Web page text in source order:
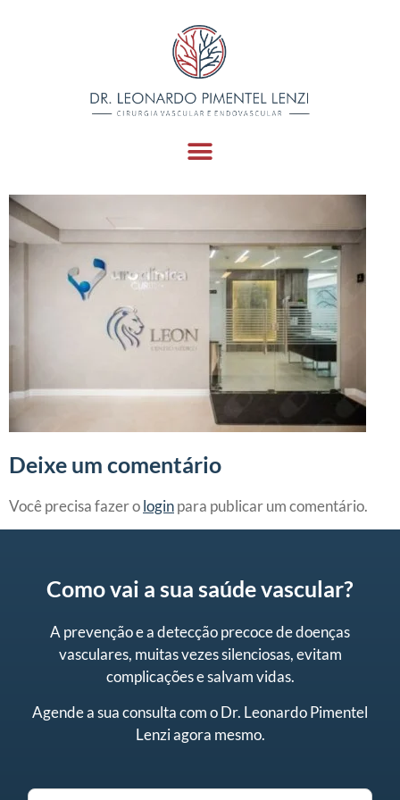
Deixe um comentário
Você precisa fazer ologinpara publicar um comentário.
Como vai a sua saúde vascular?
A prevenção e a detecção precoce de doenças
vasculares, muitas vezes silenciosas, evitam
complicações e salvam vidas.
Agende a sua consultacom o Dr. Leonardo Pimentel
Lenzi agora mesmo.
N